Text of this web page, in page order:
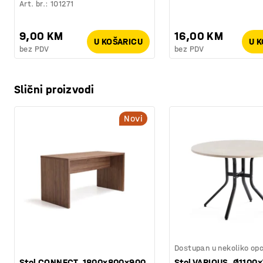
Art. br.:101271
9,00 KM
bez PDV
U KOŠARICU 16,00 KM
bez PDV
U
Slični proizvodi
Novi
Dostupan u nekoliko